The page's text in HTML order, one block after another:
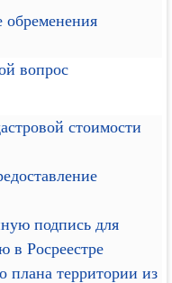
обременения
вопрос
стоимости
подпись для
в Росреестре
плана территории из